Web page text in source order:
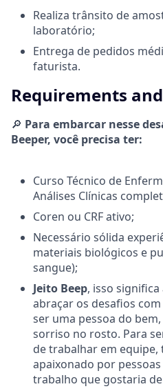
Realiza trânsito de
laboratório;
Entrega de pedidos
faturista.
Requirements
🔎 Para embarcar nesse
Beeper, você precisa ter:
Curso Técnico de
Análises Clínicas
Coren ou CRF ativo;
Necessário sólida
materiais biológicos e
sangue);
Jeito Beep, isso
abraçar os desafios
ser uma pessoa do
sorriso no rosto. Para
de trabalhar em
apaixonado por
trabalho que gostaria de